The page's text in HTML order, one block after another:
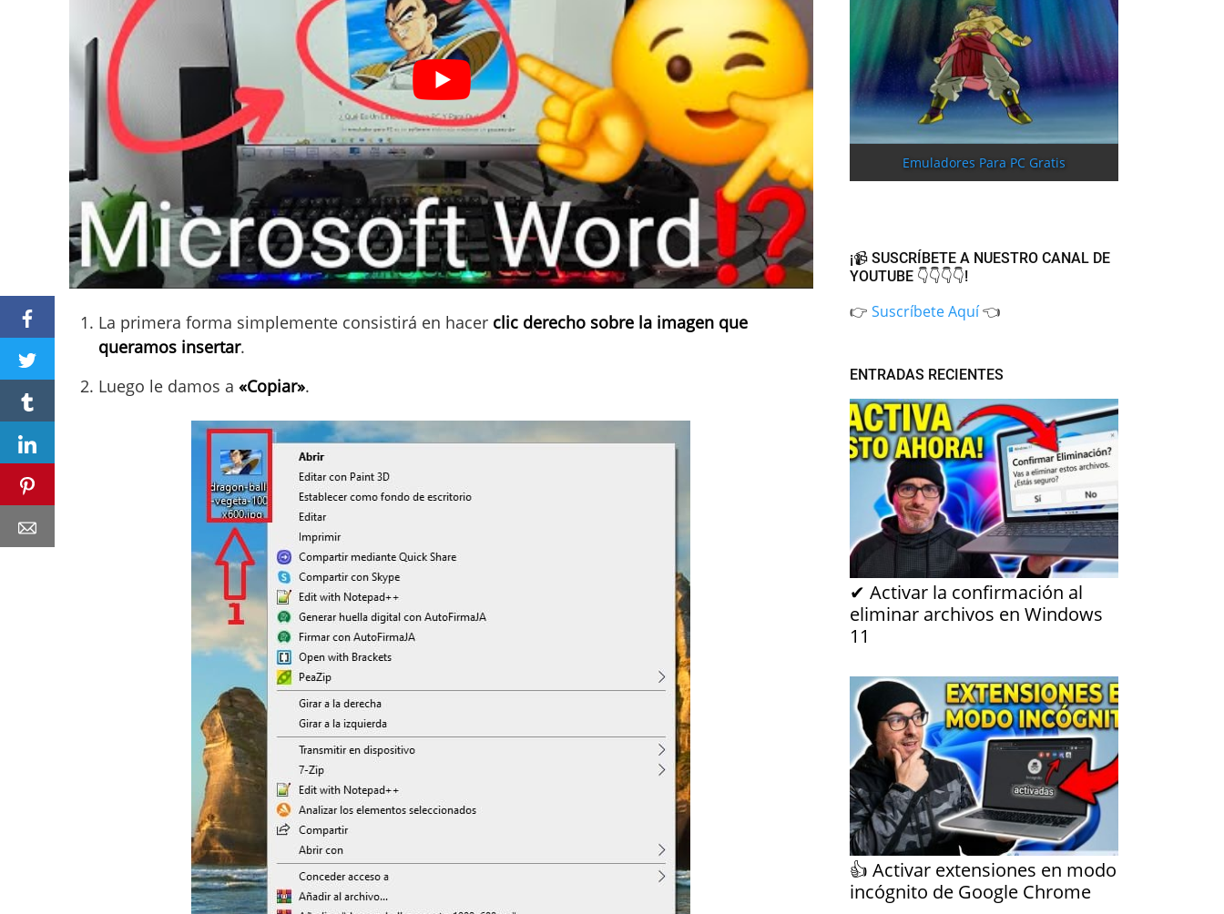
La primera forma simplemente consistirá en hacer clic derecho sobre la imagen que
queramos insertar.
Luego le damos a «Copiar».
Emuladores Para PC Gratis
¡📹 SUSCRÍBETE A NUESTRO CANAL DE
YOUTUBE 👇👇👇👇!
👉 Suscríbete Aquí👈
ENTRADAS RECIENTES
✔ Activar la confirmación al
eliminar archivos en Windows
11
👍 Activar extensiones en modo
incógnito de Google Chrome